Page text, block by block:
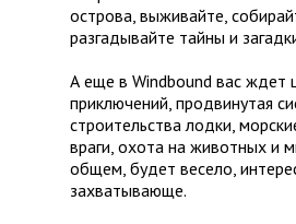
острова, выживайте,
разгадывайте тайны и
А еще в Windbound вас ждет
приключений, продвинутая
строительства лодки,
враги, охота на животных и
общем, будет весело,
захватывающе.